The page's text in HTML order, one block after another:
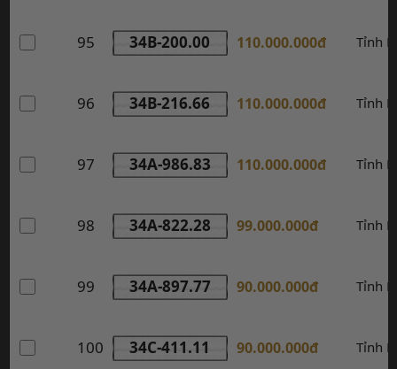
95 34B-200.00 110.000.000đ Tỉnh
96 34B-216.66 110.000.000đ Tỉnh
97 34A-986.83 110.000.000đ Tỉnh
98 34A-822.28 99.000.000đ Tỉnh
99 34A-897.77 90.000.000đ Tỉnh
100 34C-411.11 90.000.000đ Tỉnh